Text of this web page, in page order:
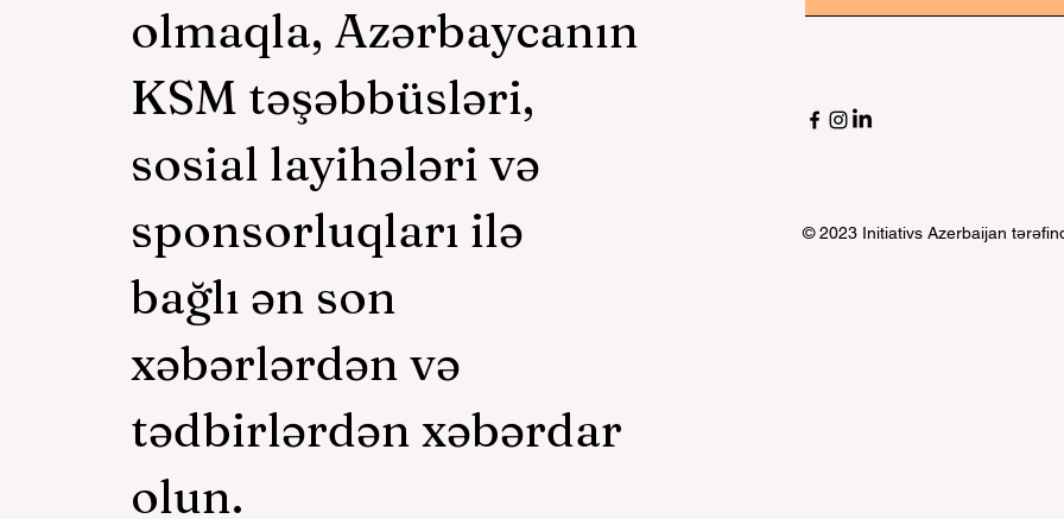
olmaqla, Azərbaycanın
KSM təşəbbüsləri,
sosial layihələri və
sponsorluqları ilə
bağlı ən son
xəbərlərdən və
tədbirlərdən xəbərdar
olun.
© 2023 Initiativs Azerbaijan